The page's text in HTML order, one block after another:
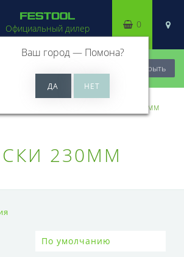
успей купить! Закрыть
Официальный дилер
Ваш город — Помона?
0
Диски 230мм
230ММ